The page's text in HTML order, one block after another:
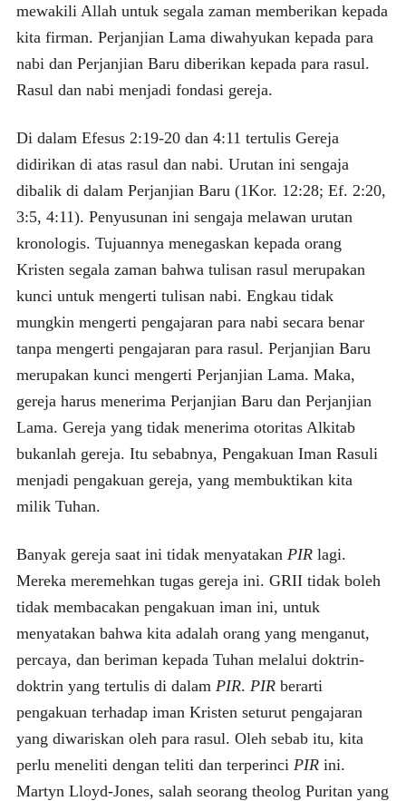
mewakili Allah untuk segala zaman memberikan kepada
kita firman. Perjanjian Lama diwahyukan kepada para
nabi dan Perjanjian Baru diberikan kepada para rasul.
Rasul dan nabi menjadi fondasi gereja.
Di dalam Efesus 2:19-20 dan 4:11 tertulis Gereja
didirikan di atas rasul dan nabi. Urutan ini sengaja
dibalik di dalam Perjanjian Baru (1Kor. 12:28; Ef. 2:20,
3:5, 4:11). Penyusunan ini sengaja melawan urutan
kronologis. Tujuannya menegaskan kepada orang
Kristen segala zaman bahwa tulisan rasul merupakan
kunci untuk mengerti tulisan nabi. Engkau tidak
mungkin mengerti pengajaran para nabi secara benar
tanpa mengerti pengajaran para rasul. Perjanjian Baru
merupakan kunci mengerti Perjanjian Lama. Maka,
gereja harus menerima Perjanjian Baru dan Perjanjian
Lama. Gereja yang tidak menerima otoritas Alkitab
bukanlah gereja. Itu sebabnya, Pengakuan Iman Rasuli
menjadi pengakuan gereja, yang membuktikan kita
milik Tuhan.
Banyak gereja saat ini tidak menyatakan PIRlagi.
Mereka meremehkan tugas gereja ini. GRII tidak boleh
tidak membacakan pengakuan iman ini, untuk
menyatakan bahwa kita adalah orang yang menganut,
percaya, dan beriman kepada Tuhan melalui doktrin-
doktrin yang tertulis di dalam PIR. PIRberarti
pengakuan terhadap iman Kristen seturut pengajaran
yang diwariskan oleh para rasul. Oleh sebab itu, kita
perlu meneliti dengan teliti dan terperinci PIRini.
Martyn Lloyd-Jones, salah seorang theolog Puritan yang